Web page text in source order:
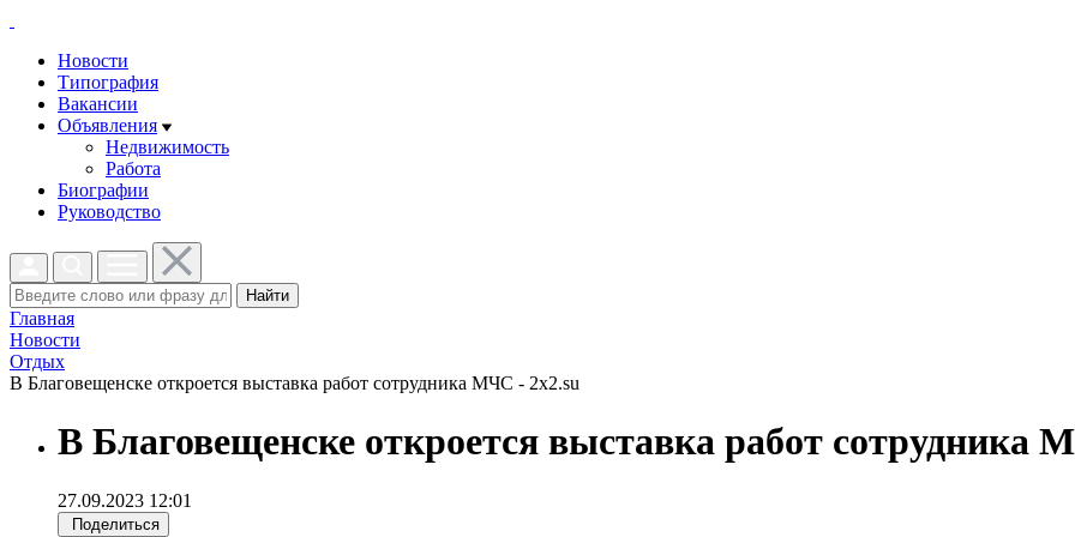
Новости
Типография
Вакансии
Объявления
Недвижимость
Работа
Биографии
Руководство
Найти
Главная
Новости
Отдых
В Благовещенске откроется выставка работ сотрудника МЧС - 2x2.su
В Благовещенске откроется выставка работ сотрудника
27.09.2023 12:01
Поделиться